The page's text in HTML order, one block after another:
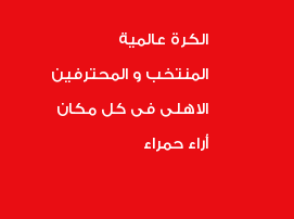
الكرة عالمية
المنتخب و المحترفين
الاهلى فى كل مكان
أراء حمراء